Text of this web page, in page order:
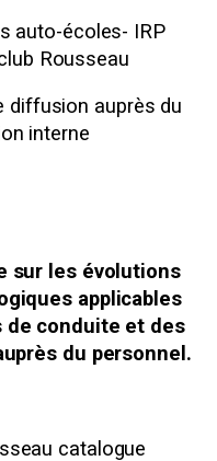
auto-écoles- IRP
Rousseau
diffusion auprès du
interne
sur les évolutions
applicables
de conduite et des
du personnel.
catalogue